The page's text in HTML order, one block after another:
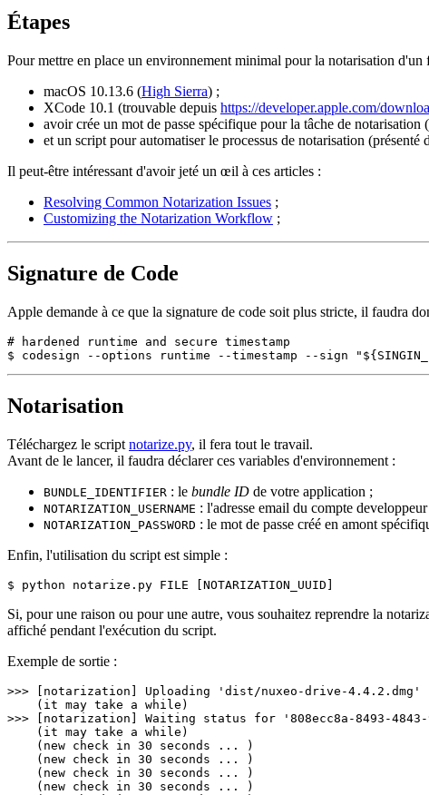
Étapes
Pour mettre en place un environnement minimal pour la notarisation d'un
macOS 10.13.6 (High Sierra) ;
XCode 10.1 (trouvable depuis https://developer.apple.com/
avoir crée un mot de passe spécifique pour la tâche de notarisation
et un script pour automatiser le processus de notarisation (présenté
Il peut-être intéressant d'avoir jeté un œil à ces articles :
Resolving Common Notarization Issues ;
Customizing the Notarization Workflow ;
Signature de Code
Apple demande à ce que la signature de code soit plus stricte, il faudra
# hardened runtime and secure timestamp
Notarisation
Téléchargez le script notarize.py, il fera tout le travail.
Avant de le lancer, il faudra déclarer ces variables d'environnement :
BUNDLE_IDENTIFIER : le bundle ID de votre application ;
NOTARIZATION_USERNAME : l'adresse email du compte
NOTARIZATION_PASSWORD : le mot de passe créé en amont
Enfin, l'utilisation du script est simple :
$ python notarize.py FILE [NOTARIZATION_UUID]
Si, pour une raison ou pour une autre, vous souhaitez reprendre la
affiché pendant l'exécution du script.
Exemple de sortie :
>>> [notarization] Uploading 'dist/nuxeo-drive-4.4.2.dmg'
    (it may take a while)
>>> [notarization] Waiting status for '808ecc8a-8493-4843-
    (it may take a while)
    (new check in 30 seconds ... )
    (new check in 30 seconds ... )
    (new check in 30 seconds ... )
    (new check in 30 seconds ... )